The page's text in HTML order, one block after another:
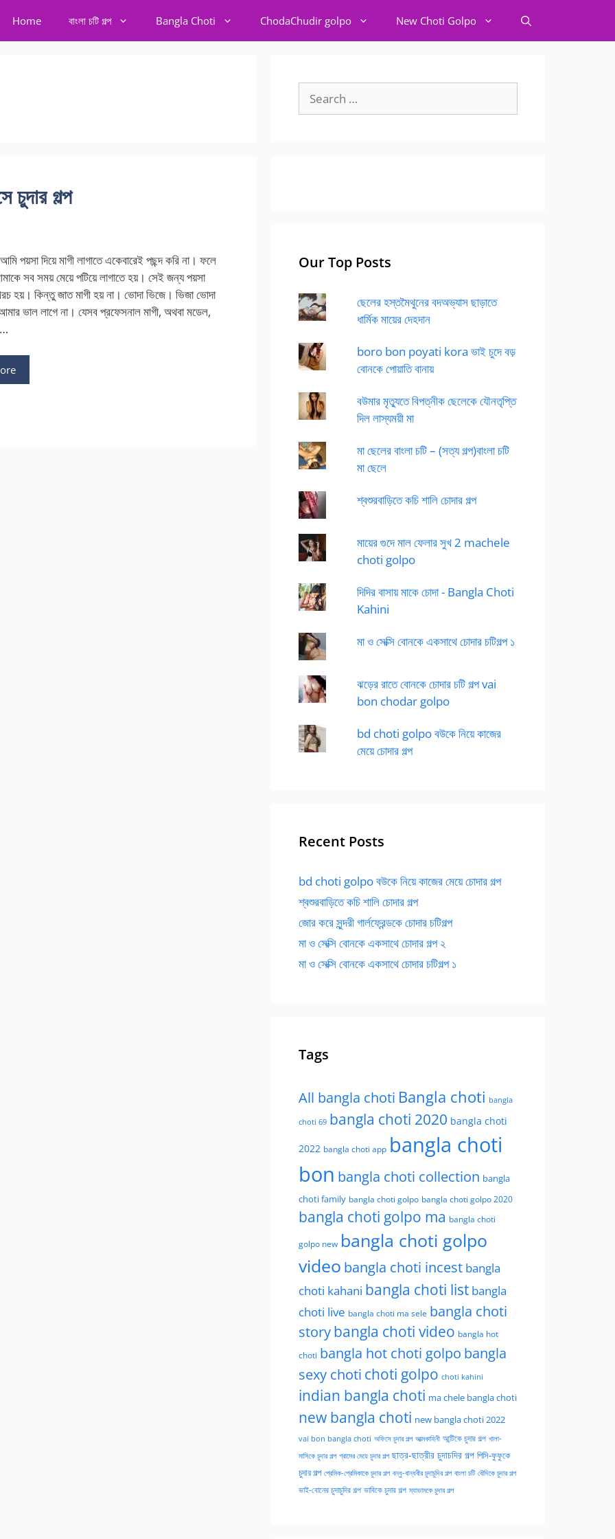
Home বাংলা চটি গল্প Bangla Choti ChodaChudir golpo New Choti Golpo
চুদার গল্প
পয়সা দিয়ে মাগী লাগাতে একেবারেই পছন্দ করি না। ফলে
সব সময় মেয়ে পটিয়ে লাগাতে হয়। সেই জন্য পয়সা
হয়। কিন্তু জাত মাগী হয় না। ভোদা ভিজে। ভিজা ভোদা
ভাল লাগে না। যেসব প্রফেসনাল মাগী, অথবা মডেল,
for:
Our Top Posts
ছেলের হস্তমৈথুনের বদঅভ্যাস ছাড়াতে
ধার্মিক মায়ের দেহদান
boro bon poyati kora ভাই চুদে বড়
বোনকে পোয়াতি বানায়
বউমার মৃত্যুতে বিপত্নীক ছেলেকে যৌনতৃপ্তি
দিল লাস্যময়ী মা
মা ছেলের বাংলা চটি – (সত্য গল্প)বাংলা চটি
মা ছেলে
শ্বশুরবাড়িতে কচি শালি চোদার গল্প
মায়ের গুদে মাল ফেলার সুখ 2 machele
choti golpo
দিদির বাসায় মাকে চোদা - Bangla Choti
Kahini
মা ও সেক্সি বোনকে একসাথে চোদার চটিগল্প ১
ঝড়ের রাতে বোনকে চোদার চটি গল্প vai
bon chodar golpo
bd choti golpo বউকে নিয়ে কাজের
মেয়ে চোদার গল্প
Recent Posts
bd choti golpo বউকে নিয়ে কাজের মেয়ে চোদার গল্প
শ্বশুরবাড়িতে কচি শালি চোদার গল্প
জোর করে সুন্দরী গার্লফ্রেন্ডকে চোদার চটিগল্প
মা ও সেক্সি বোনকে একসাথে চোদার গল্প ২
মা ও সেক্সি বোনকে একসাথে চোদার চটিগল্প ১
Tags
All bangla choti Bangla choti bangla
choti 69 bangla choti 2020 bangla choti
2022 bangla choti app bangla choti
bon bangla choti collection bangla
choti family bangla choti golpo bangla choti golpo 2020
bangla choti golpo ma bangla choti
golpo new bangla choti golpo
video bangla choti incest bangla
choti kahani bangla choti list bangla
choti live bangla choti ma sele bangla choti
storybangla choti video bangla hot
choti bangla hot choti golpo bangla
sexy choti choti golpo choti kahini
indian bangla choti ma chele bangla choti
new bangla choti new bangla choti 2022
vai bon bangla choti অফিসে চুদার গল্প আত্মকাহিনী আন্টিকে চুদার গল্প খালা-
মাসিকে চুদার গল্প গ্রামের মেয়ে চুদার গল্প ছাত্র-ছাত্রীর চুদাচদির গল্প পিসি-ফুফুকে
চুদার গল্প প্রেমিক-প্রেমিকাকে চুদার গল্প বন্ধু-বান্ধবীর চুদাচুদির গল্প বাংলা চটি বৌদিকে চুদার গল্প
ভাই-বোনের চুদাচুদির গল্প ভাবিকে চুদার গল্প ম্যাডামকে চুদার গল্প